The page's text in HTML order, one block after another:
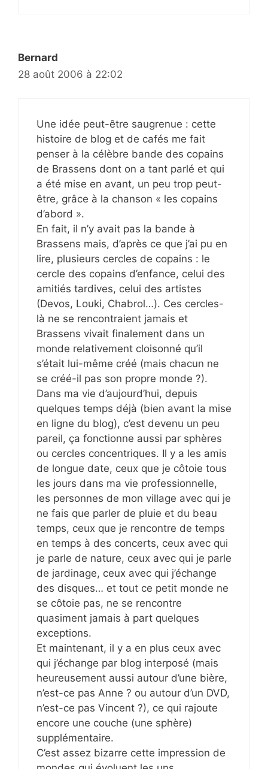
Bernard
28 août 2006 à 22:02
Une idée peut-être saugrenue : cette
histoire de blog et de cafés me fait
penser à la célèbre bande des copains
de Brassens dont on a tant parlé et qui
a été mise en avant, un peu trop peut-
être, grâce à la chanson « les copains
d’abord ».
En fait, il n’y avait pas la bande à
Brassens mais, d’après ce que j’ai pu en
lire, plusieurs cercles de copains : le
cercle des copains d’enfance, celui des
amitiés tardives, celui des artistes
(Devos, Louki, Chabrol…). Ces cercles-
là ne se rencontraient jamais et
Brassens vivait finalement dans un
monde relativement cloisonné qu’il
s’était lui-même créé (mais chacun ne
se créé-il pas son propre monde ?).
Dans ma vie d’aujourd’hui, depuis
quelques temps déjà (bien avant la mise
en ligne du blog), c’est devenu un peu
pareil, ça fonctionne aussi par sphères
ou cercles concentriques. Il y a les amis
de longue date, ceux que je côtoie tous
les jours dans ma vie professionnelle,
les personnes de mon village avec qui je
ne fais que parler de pluie et du beau
temps, ceux que je rencontre de temps
en temps à des concerts, ceux avec qui
je parle de nature, ceux avec qui je parle
de jardinage, ceux avec qui j’échange
des disques… et tout ce petit monde ne
se côtoie pas, ne se rencontre
quasiment jamais à part quelques
exceptions.
Et maintenant, il y a en plus ceux avec
qui j’échange par blog interposé (mais
heureusement aussi autour d’une bière,
n’est-ce pas Anne ? ou autour d’un DVD,
n’est-ce pas Vincent ?), ce qui rajoute
encore une couche (une sphère)
supplémentaire.
C’est assez bizarre cette impression de